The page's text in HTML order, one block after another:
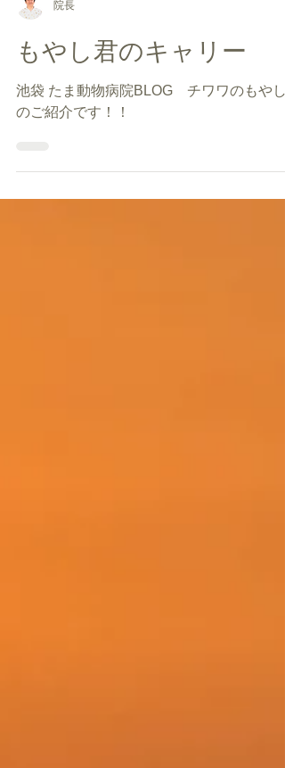
もやし君のキャリー
池袋 たま動物病院BLOG チワワのもやし